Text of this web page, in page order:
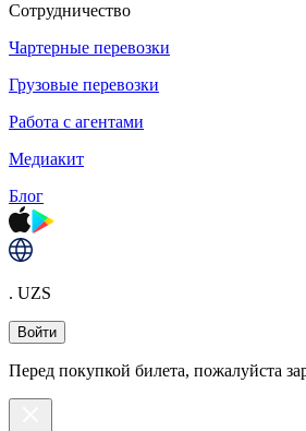
Сотрудничество
Чартерные перевозки
Грузовые перевозки
Работа с агентами
Медиакит
Блог
. UZS
Войти
Перед покупкой билета, пожалуйста